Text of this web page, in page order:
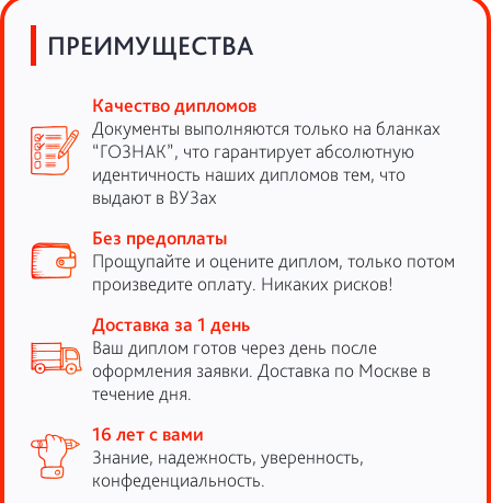
ПРЕИМУЩЕСТВА
Качество дипломов
Документы выполняются только на бланках
“ГОЗНАК”, что гарантирует абсолютную
идентичность наших дипломов тем, что
выдают в ВУЗах
Без предоплаты
Прощупайте и оцените диплом, только потом
произведите оплату. Никаких рисков!
Доставка за 1 день
Ваш диплом готов через день после
оформления заявки. Доставка по Москве в
течение дня.
16 лет с вами
Знание, надежность, уверенность,
конфеденциальность.